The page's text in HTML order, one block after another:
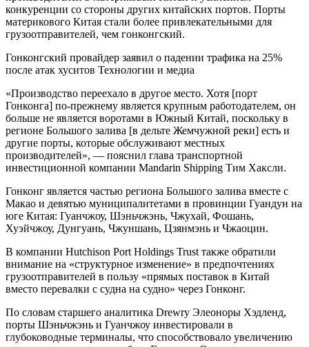
конкуренции со стороны других китайских портов. Порты
материкового Китая стали более привлекательными для
грузоотправителей, чем гонконгский.
Гонконгский провайдер заявил о падении трафика на 25%
после атак хуситов Технологии и медиа
«Производство переехало в другое место. Хотя [порт
Гонконга] по-прежнему является крупным работодателем, он
больше не является воротами в Южный Китай, поскольку в
регионе Большого залива [в дельте Жемчужной реки] есть и
другие порты, которые обслуживают местных
производителей», — пояснил глава транспортной
инвестиционной компании Mandarin Shipping Тим Хаксли.
Гонконг является частью региона Большого залива вместе с
Макао и девятью муниципалитетами в провинции Гуандун на
юге Китая: Гуанчжоу, Шэньчжэнь, Чжухай, Фошань,
Хуэйчжоу, Дунгуань, Чжуншань, Цзянмэнь и Чжаоцин.
В компании Hutchison Port Holdings Trust также обратили
внимание на «структурное изменение» в предпочтениях
грузоотправителей в пользу «прямых поставок в Китай
вместо перевалки с судна на судно» через Гонконг.
По словам старшего аналитика Drewry Элеоноры Хэдленд,
порты Шэньчжэнь и Гуанчжоу инвестировали в
глубоководные терминалы, что способствовало увеличению